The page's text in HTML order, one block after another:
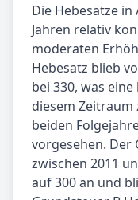
Die Hebesätze
Jahren relativ
moderaten
Hebesatz blieb
bei 330, was
diesem Zeitraum
beiden
vorgesehen. Der
zwischen 2011
auf 300 an und